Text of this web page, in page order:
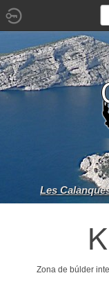
Les
Zona de búlder